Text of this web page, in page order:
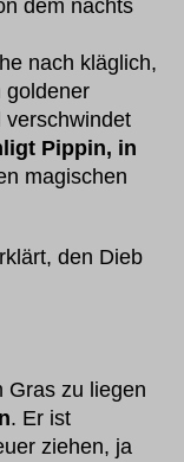
dem nachts
nach kläglich,
goldener
verschwindet
Pippin, in
magischen
den Dieb
Gras zu liegen
. Er ist
ziehen, ja